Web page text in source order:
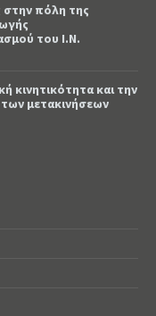
στην πόλη της
του Ι.Ν.
κινητικότητα και την
μετακινήσεων